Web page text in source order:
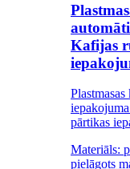
Kafijas
pārtikas
Materiāls:
pielāgots